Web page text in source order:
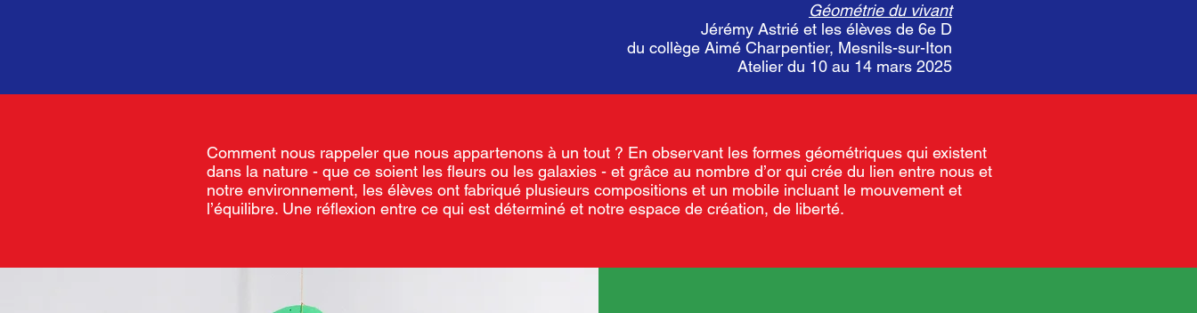
Géométrie du vivant
Jérémy Astrié et les élèves de 6e D
du collège Aimé Charpentier, Mesnils-sur-Iton
Atelier du 10 au 14 mars 2025
Comment nous rappeler que nous appartenons à un tout ? En observant les formes géométriques qui existent
dans la nature - que ce soient les fleurs ou les galaxies - et grâce au nombre d’or qui crée du lien entre nous et
notre environnement, les élèves ont fabriqué plusieurs compositions et un mobile incluant le mouvement et
l’équilibre. Une réflexion entre ce qui est déterminé et notre espace de création, de liberté.